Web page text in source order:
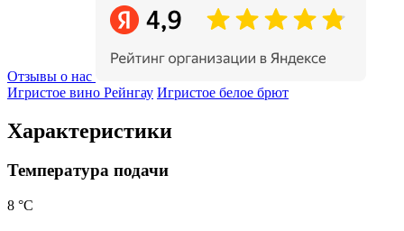
Отзывы о нас
Игристое вино Рейнгау Игристое белое брют
Характеристики
Температура подачи
8 °С